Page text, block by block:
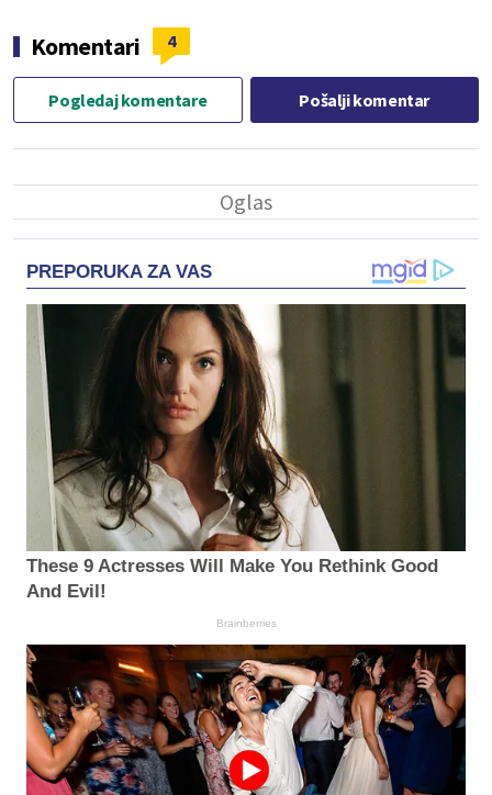
Komentari 4
Pogledaj komentare Pošalji komentar
PREPORUKA ZA VAS
These 9 Actresses Will Make You Rethink Good
And Evil!
Brainberries